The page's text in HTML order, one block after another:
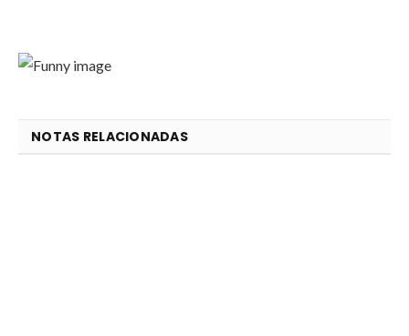
NOTAS RELACIONADAS